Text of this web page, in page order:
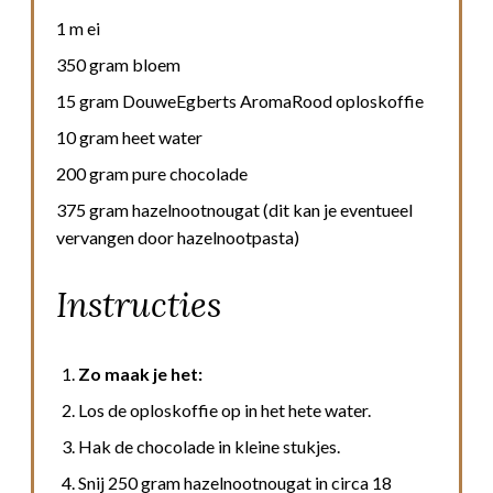
1 m ei
350 gram bloem
15 gram DouweEgberts AromaRood oploskoffie
10 gram heet water
200 gram pure chocolade
375 gram hazelnootnougat (dit kan je eventueel
vervangen door hazelnootpasta)
Instructies
Zo maak je het:
Los de oploskoffie op in het hete water.
Hak de chocolade in kleine stukjes.
Snij 250 gram hazelnootnougat in circa 18